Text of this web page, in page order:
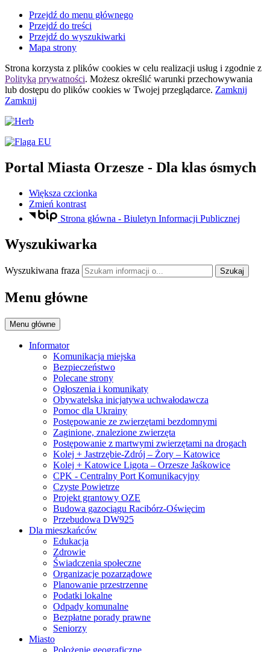
Przejdź do menu głównego
Przejdź do treści
Przejdź do wyszukiwarki
Mapa strony
Strona korzysta z plików cookies w celu realizacji usług i zgodnie z
Polityką prywatności. Możesz określić warunki przechowywania
lub dostępu do plików cookies w Twojej przeglądarce. Zamknij
Zamknij
Portal Miasta Orzesze - Dla klas ósmych
Większa czcionka
Zmień kontrast
Strona główna - Biuletyn Informacji Publicznej
Wyszukiwarka
Wyszukiwana fraza Szukaj
Menu główne
Menu główne
Informator
Komunikacja miejska
Bezpieczeństwo
Polecane strony
Ogłoszenia i komunikaty
Obywatelska inicjatywa uchwałodawcza
Pomoc dla Ukrainy
Postępowanie ze zwierzętami bezdomnymi
Zaginione, znalezione zwierzęta
Postępowanie z martwymi zwierzętami na drogach
Kolej + Jastrzębie-Zdrój – Żory – Katowice
Kolej + Katowice Ligota – Orzesze Jaśkowice
CPK - Centralny Port Komunikacyjny
Czyste Powietrze
Projekt grantowy OZE
Budowa gazociągu Racibórz-Oświęcim
Przebudowa DW925
Dla mieszkańców
Edukacja
Zdrowie
Świadczenia społeczne
Organizacje pozarządowe
Planowanie przestrzenne
Podatki lokalne
Odpady komunalne
Bezpłatne porady prawne
Seniorzy
Miasto
Położenie geograficzne